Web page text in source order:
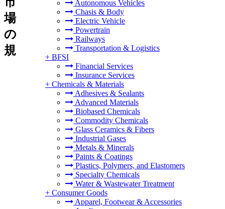
Autonomous Vehicles
Chasis & Body
Electric Vehicle
Powertrain
Railways
Transportation & Logistics
+ BFSI
Financial Services
Insurance Services
+ Chemicals & Materials
Adhesives & Sealants
Advanced Materials
Biobased Chemicals
Commodity Chemicals
Glass Ceramics & Fibers
Industrial Gases
Metals & Minerals
Paints & Coatings
Plastics, Polymers, and Elastomers
Specialty Chemicals
Water & Wastewater Treatment
+ Consumer Goods
Apparel, Footwear & Accessories
場
の
規